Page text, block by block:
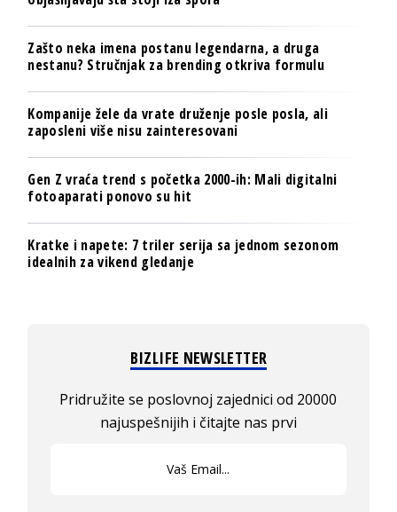
Zašto neka imena postanu legendarna, a druga
nestanu? Stručnjak za brending otkriva formulu
Kompanije žele da vrate druženje posle posla, ali
zaposleni više nisu zainteresovani
Gen Z vraća trend s početka 2000-ih: Mali digitalni
fotoaparati ponovo su hit
Kratke i napete: 7 triler serija sa jednom sezonom
idealnih za vikend gledanje
BIZLIFE NEWSLETTER
Pridružite se poslovnoj zajednici od 20000
najuspešnijih i čitajte nas prvi